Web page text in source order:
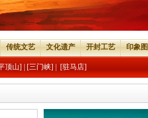
传统文艺 文化遗产 开封工艺 印象
顶山] [三门峡] [驻马店]